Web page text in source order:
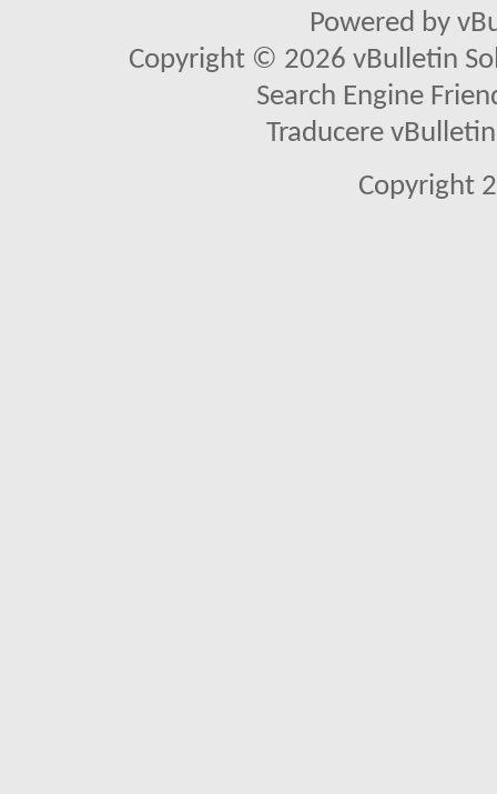
Powered by
Copyright © 2026 vBulletin
Search Engine
Traducere
Copyright